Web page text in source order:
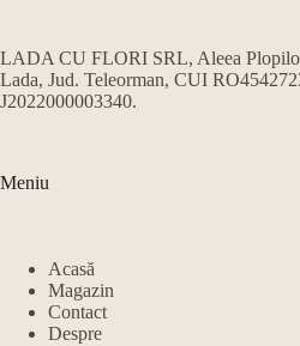
LADA CU FLORI SRL, Aleea
Lada, Jud. Teleorman, CUI
J2022000003340.
Meniu
Acasă
Magazin
Contact
Despre